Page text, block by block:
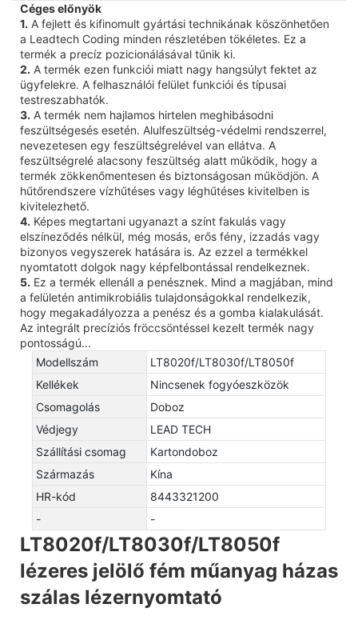
Céges előnyök
1. A fejlett és kifinomult gyártási technikának köszönhetően
a Leadtech Coding minden részletében tökéletes. Ez a
termék a precíz pozicionálásával tűnik ki.
2. A termék ezen funkciói miatt nagy hangsúlyt fektet az
ügyfelekre. A felhasználói felület funkciói és típusai
testreszabhatók.
3. A termék nem hajlamos hirtelen meghibásodni
feszültségesés esetén. Alulfeszültség-védelmi rendszerrel,
nevezetesen egy feszültségrelével van ellátva. A
feszültségrelé alacsony feszültség alatt működik, hogy a
termék zökkenőmentesen és biztonságosan működjön. A
hűtőrendszere vízhűtéses vagy léghűtéses kivitelben is
kivitelezhető.
4. Képes megtartani ugyanazt a színt fakulás vagy
elszíneződés nélkül, még mosás, erős fény, izzadás vagy
bizonyos vegyszerek hatására is. Az ezzel a termékkel
nyomtatott dolgok nagy képfelbontással rendelkeznek.
5. Ez a termék ellenáll a penésznek. Mind a magjában, mind
a felületén antimikrobiális tulajdonságokkal rendelkezik,
hogy megakadályozza a penész és a gomba kialakulását.
Az integrált precíziós fröccsöntéssel kezelt termék nagy
pontosságú...
Modellszám
LT8020f/LT8030f/LT8050f
Kellékek
Nincsenek fogyóeszközök
Csomagolás
Doboz
Védjegy
LEAD TECH
Szállítási csomag
Kartondoboz
Származás
Kína
HR-kód
8443321200
-
-
LT8020f/LT8030f/LT8050f
lézeres jelölő fém műanyag házas
szálas lézernyomtató